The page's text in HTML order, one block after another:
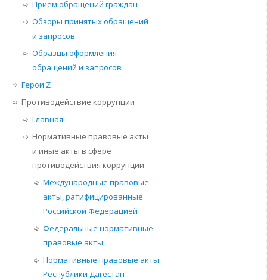
Прием обращений граждан
Обзоры принятых обращений
и запросов
Образцы оформления
обращений и запросов
Герои Z
Противодействие коррупции
Главная
Нормативные правовые акты
и иные акты в сфере
противодействия коррупции
Международные правовые
акты, ратифицированные
Российской Федерацией
Федеральные нормативные
правовые акты
Нормативные правовые акты
Республики Дагестан